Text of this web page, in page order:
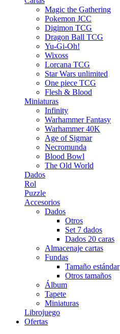
Magic the Gathering
Pokemon JCC
Digimon TCG
Dragon Ball TCG
Yu-Gi-Oh!
Wixoss
Lorcana TCG
Star Wars unlimited
One piece TCG
Flesh & Blood
Miniaturas
Infinity
Warhammer Fantasy
Warhammer 40K
Age of Sigmar
Necromunda
Blood Bowl
The Old World
Dados
Rol
Puzzle
Accesorios
Dados
Otros
Set 7 dados
Dados 20 caras
Almacenaje cartas
Fundas
Tamaño estándar
Otros tamaños
Álbum
Tapete
Miniaturas
Librojuego
Ofertas